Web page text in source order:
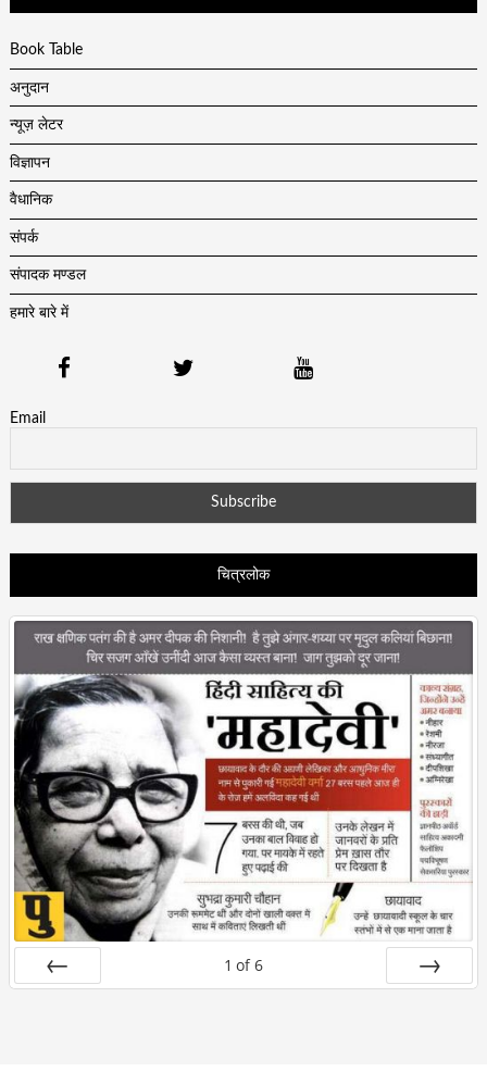
Book Table
अनुदान
न्यूज़ लेटर
विज्ञापन
वैधानिक
संपर्क
संपादक मण्डल
हमारे बारे में
Email
चित्रलोक
1 of 6